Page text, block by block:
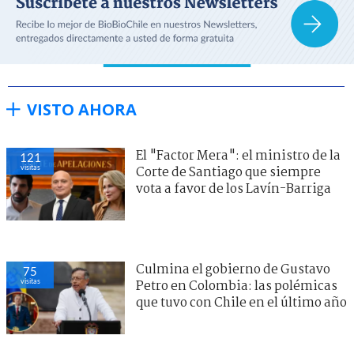
VISTO AHORA
121
visitas
El "Factor Mera": el ministro de la
Corte de Santiago que siempre
vota a favor de los Lavín-Barriga
75
visitas
Culmina el gobierno de Gustavo
Petro en Colombia: las polémicas
que tuvo con Chile en el último año